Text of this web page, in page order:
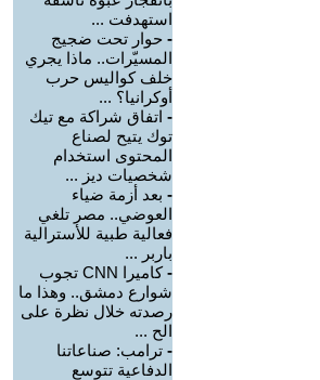
استهدفت ...
- حوار تحت ضجيج
المسيّرات.. ماذا يجري
خلف كواليس حرب
أوكرانيا؟ ...
- اتفاق شراكة مع تيك
توك يتيح لصناع
المحتوى استخدام
شخصيات ديز ...
- بعد أزمة ضياء
العوضي.. مصر تلغي
فعالية طبية للأسترالية
باربر ...
-
كاميرا CNN تجوب
شوارع دمشق.. وهذا ما
رصدته خلال نظرة على
الح ...
- ترامب: صناعاتنا
الدفاعية تتوسع